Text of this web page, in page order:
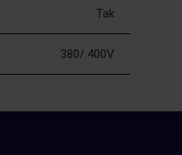
Tak
380/ 400V